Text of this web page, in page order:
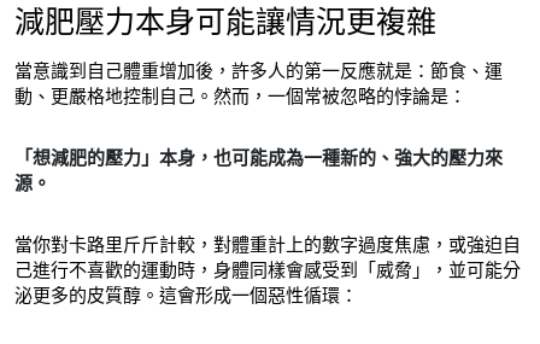
減肥壓力本身可能讓情況更複雜
當意識到自己體重增加後，許多人的第一反應就是：節食、運
動、更嚴格地控制自己。然而，一個常被忽略的悖論是：
「想減肥的壓力」本身，也可能成為一種新的、強大的壓力來
源。
當你對卡路里斤斤計較，對體重計上的數字過度焦慮，或強迫自
己進行不喜歡的運動時，身體同樣會感受到「威脅」，並可能分
泌更多的皮質醇。這會形成一個惡性循環：